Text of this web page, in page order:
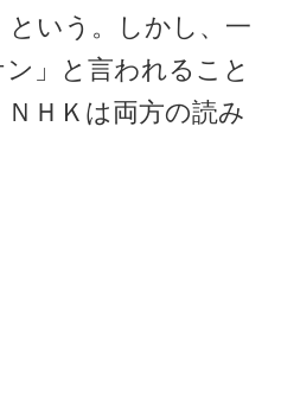
いう。しかし、一
」と言われること
ＨＫは両方の読み